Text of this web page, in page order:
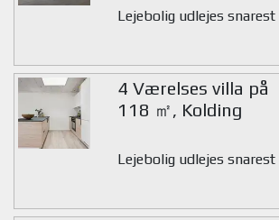
Lejebolig udlejes snarest
4 Værelses villa på
118 ㎡, Kolding
Lejebolig udlejes snarest